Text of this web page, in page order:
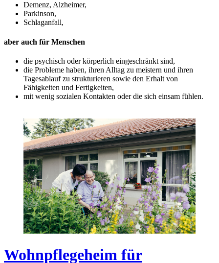
Demenz, Alzheimer,
Parkinson,
Schlaganfall,
aber auch für Menschen
die psychisch oder körperlich eingeschränkt sind,
die Probleme haben, ihren Alltag zu meistern und ihren
Tagesablauf zu strukturieren sowie den Erhalt von
Fähigkeiten und Fertigkeiten,
mit wenig sozialen Kontakten oder die sich einsam fühlen.
Wohnpflegeheim für